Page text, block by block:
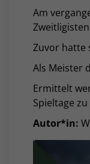
Am
Zweitligisten
Zuvor hatte
Als Meister
Ermittelt
Spieltage
Autor*in: